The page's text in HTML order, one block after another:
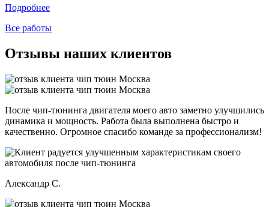
Подробнее
Все работы
Отзывы наших клиентов
После чип-тюнинга двигателя моего авто заметно улучшились
динамика и мощность. Работа была выполнена быстро и
качественно. Огромное спасибо команде за профессионализм!
Александр С.